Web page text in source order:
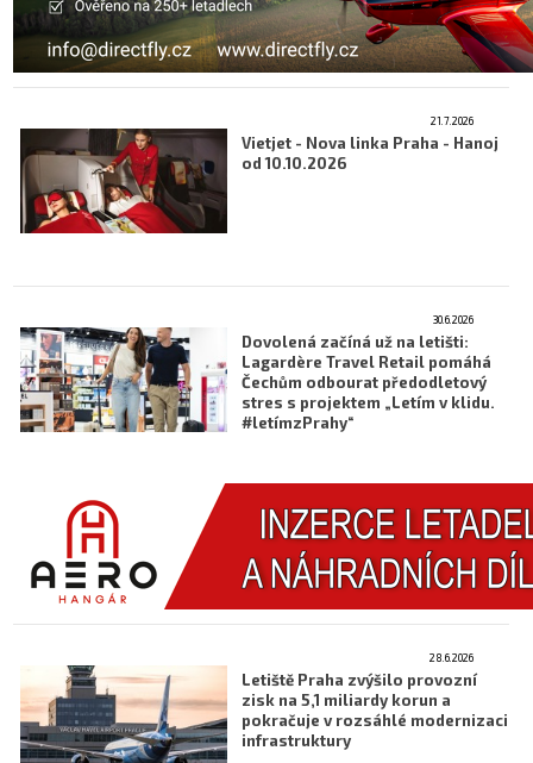
21.7.2026
Vietjet - Nova linka Praha - Hanoj
od 10.10.2026
30.6.2026
Dovolená začíná už na letišti:
Lagardère Travel Retail pomáhá
Čechům odbourat předodletový
stres s projektem „Letím v klidu.
#letímzPrahy“
28.6.2026
Letiště Praha zvýšilo provozní
zisk na 5,1 miliardy korun a
pokračuje v rozsáhlé modernizaci
infrastruktury